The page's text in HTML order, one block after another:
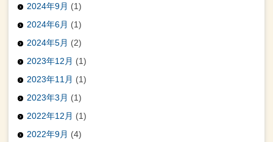
2024年9月 (1)
2024年6月 (1)
2024年5月 (2)
2023年12月 (1)
2023年11月 (1)
2023年3月 (1)
2022年12月 (1)
2022年9月 (4)